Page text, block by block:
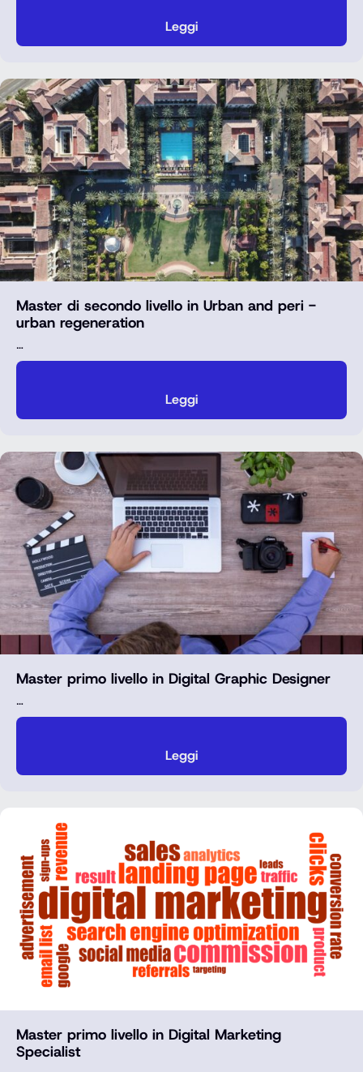
Leggi
Master di secondo livello in Urban and peri -
urban regeneration
…
Leggi
Master primo livello in Digital Graphic Designer
…
Leggi
Master primo livello in Digital Marketing
Specialist